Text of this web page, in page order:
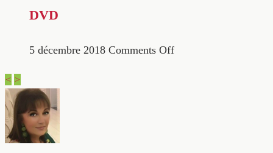
DVD
5 décembre 2018 Comments Off
< >